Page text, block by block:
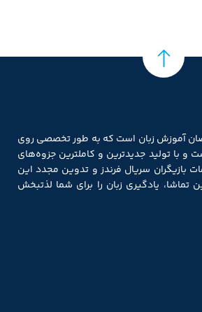
آموزش زبان است که به طور تخصصی روی
و با تولید جدیدترین و کاملترین جزوه‌های
بازیگران سریال فرندز و تدوین مجدد این
یادگیری زبان را برای شما لذتبخش